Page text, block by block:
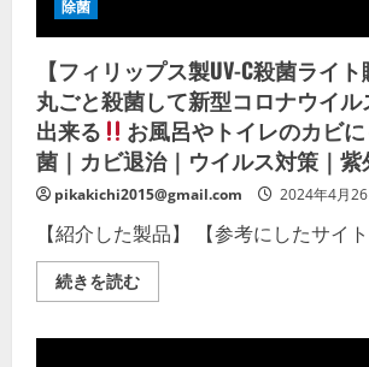
さ
除菌
【フィリップス製UV-C殺菌ライ
丸ごと殺菌して新型コロナウイ
出来る
お風呂やトイレのカビ
菌｜カビ退治｜ウイルス対策｜紫
pikakichi2015@gmail.com 2024年4月26
【紹介した製品】 【参考にしたサイト
続きを読む【フ
ィ